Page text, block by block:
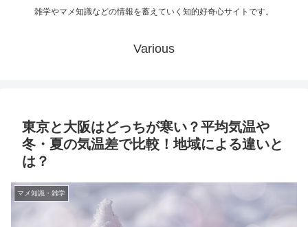
雑学やマメ知識などの情報を蓄えていく知的好奇心サイトです。
Various
東京と大阪はどっちが寒い？平均気温や
冬・夏の気温差で比較！地域による違いと
は？
マメ知識・雑学